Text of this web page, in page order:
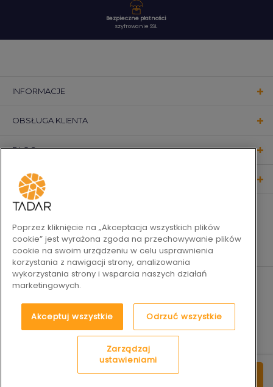
50
Bezpieczne płatności
szyfrowanie SSL
INFORMACJE
OBSŁUGA KLIENTA
BLOG
KONTAKT
2019-2026 © Tadar Codzienne
Platforma e-commerce by
Poprzez kliknięcie na „Akceptacja wszystkich plików
cookie” jest wyrażona zgoda na przechowywanie plików
cookie na swoim urządzeniu w celu usprawnienia
korzystania z nawigacji strony, analizowania
wykorzystania strony i wsparcia naszych działań
marketingowych.
Akceptuj wszystkie Odrzuć wszystkie
Zarządzaj
ustawieniami